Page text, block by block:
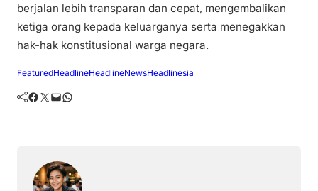
berjalan lebih transparan dan cepat, mengembalikan
ketiga orang kepada keluarganya serta menegakkan
hak-hak konstitusional warga negara.
FeaturedHeadlineHeadlineNewsHeadlinesia
Facebook Twitter Mail WhatsApp